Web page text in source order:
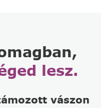
lesz.
vászon